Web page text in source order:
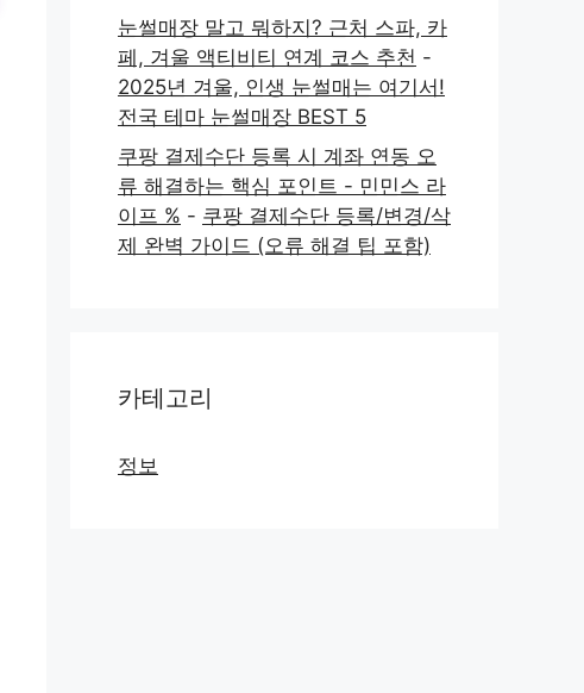
눈썰매장 말고 뭐하지? 근처 스파, 카
페, 겨울 액티비티 연계 코스 추천 -
2025년 겨울, 인생 눈썰매는 여기서!
전국 테마 눈썰매장 BEST 5
쿠팡 결제수단 등록 시 계좌 연동 오
류 해결하는 핵심 포인트 - 민민스 라
이프 % - 쿠팡 결제수단 등록/변경/삭
제 완벽 가이드 (오류 해결 팁 포함)
카테고리
정보